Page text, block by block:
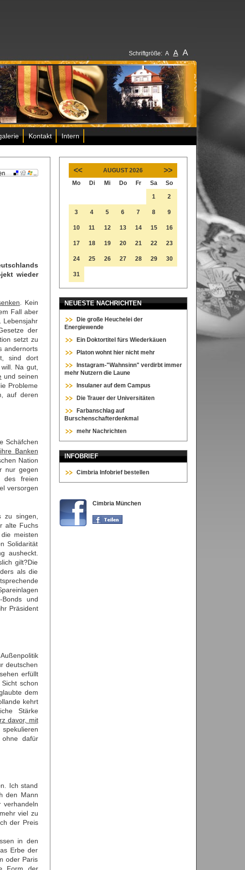
Schriftgröße: A A A
Kontakt Intern
wieder
. Kein
Fall aber
Lebensjahr
der
setzt zu
andernorts
sind dort
Na gut,
und seinen
Probleme
auf deren
Schäfchen
Banken
Nation
nur gegen
des freien
versorgen
zu singen,
alte Fuchs
meisten
Solidarität
ausheckt.
gilt?Die
als die
und
Präsident
deutschen
erfüllt
schon
dem
kehrt
Stärke
davor, mit
spekulieren
dafür
Ich stand
den Mann
verhandeln
viel zu
der Preis
in den
Erbe der
oder Paris
>>
<<
AUGUST 2026
Mo
Di Mi Do Fr Sa
So
1
2
3 4 5 6 7 8 9
10 11 12 13 14 15 16
17 18 19 20 21 22 23
24 25 26 27 28 29 30
31
NEUESTE NACHRICHTEN
Die große Heuchelei der
Energiewende
Ein Doktortitel fürs Wiederkäuen
Platon wohnt hier nicht mehr
Instagram-"Wahnsinn" verdirbt immer
mehr Nutzern die Laune
Insulaner auf dem Campus
Die Trauer der Universitäten
Farbanschlag auf
Burschenschafterdenkmal
mehr Nachrichten
INFOBRIEF
Cimbria Infobrief bestellen
Cimbria München